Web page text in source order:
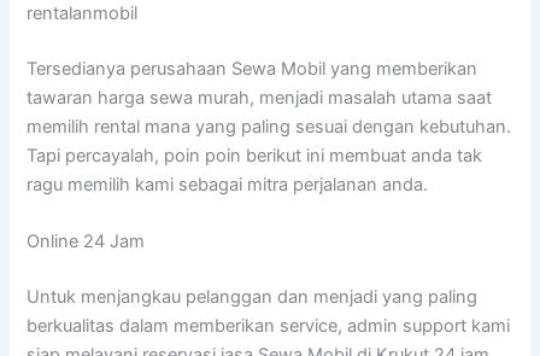
rentalanmobil
Tersedianya perusahaan Sewa Mobil yang memberikan
tawaran harga sewa murah, menjadi masalah utama saat
memilih rental mana yang paling sesuai dengan kebutuhan.
Tapi percayalah, poin poin berikut ini membuat anda tak
ragu memilih kami sebagai mitra perjalanan anda.
Online 24 Jam
Untuk menjangkau pelanggan dan menjadi yang paling
berkualitas dalam memberikan service, admin support kami